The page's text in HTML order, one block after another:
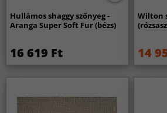
Hullámos shaggy szőnyeg -
Aranga Super Soft Fur (bézs)
16 619 Ft
Wilton
14